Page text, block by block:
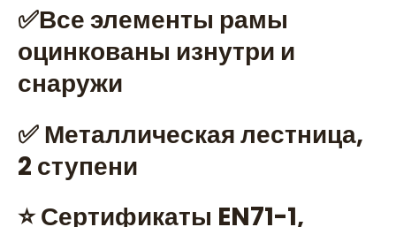
✅Все элементы рамы
оцинкованы изнутри и
снаружи
✅ Металлическая лестница,
2 ступени
⭐ Сертификаты EN71-1,